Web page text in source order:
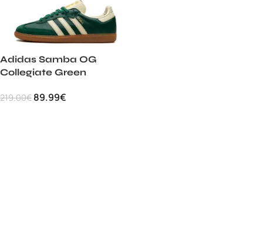
Adidas Samba OG
Collegiate Green
219.00€ 89.99€